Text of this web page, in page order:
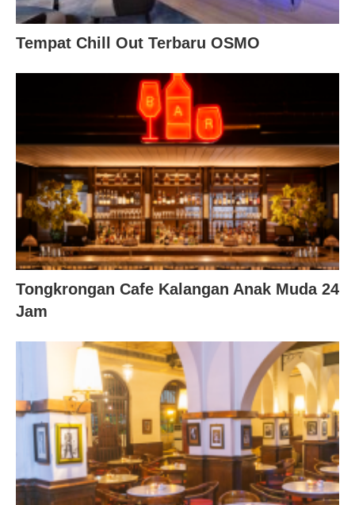
Tempat Chill Out Terbaru OSMO
Tongkrongan Cafe Kalangan Anak Muda 24
Jam